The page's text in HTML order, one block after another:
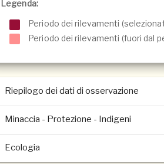
Legenda:
Periodo dei rilevamenti
Periodo dei rilevamenti (fuori dal
Riepilogo dei dati di osservazione
Minaccia - Protezione - Indigeni
Ecologia